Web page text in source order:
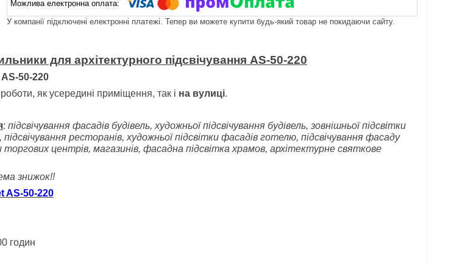
У компанії підключені електронні платежі. Тепер ви можете купити будь-який товар не покидаючи сайту.
для архітектурного підсвічування AS-50-220
AS-50-220
як усередині приміщення, так і на вулиці.
: підсвічування фасадів будівель, художньої підсвічування будівель, зовнішньої підсвітки
підсвічування ресторанів, художньої підсвітки фасадів готелю, підсвічування фасаду
торгових центрів, магазинів, фасадна підсвітка храмов, архітектурне святкове
знижок!!
AS-50-220
годин